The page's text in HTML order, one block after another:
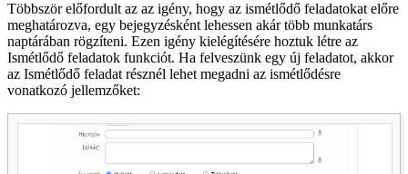
Többször előfordult az az igény, hogy az ismétlődő feladatokat előre
meghatározva, egy bejegyzésként lehessen akár több munkatárs
naptárában rögzíteni. Ezen igény kielégítésére hoztuk létre az
Ismétlődő feladatok funkciót. Ha felveszünk egy új feladatot, akkor
az Ismétlődő feladat résznél lehet megadni az ismétlődésre
vonatkozó jellemzőket: